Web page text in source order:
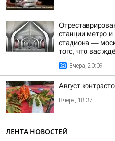
станции метро и
стадиона —
того, что вас
Вчера, 20:09
Август
Вчера, 18:37
ЛЕНТА НОВОСТЕЙ